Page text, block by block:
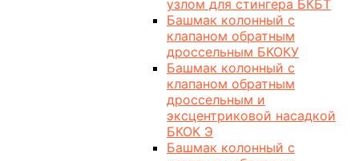
узлом для стингера БКБТ
Башмак колонный с
клапаном обратным
дроссельным БКОКУ
Башмак колонный с
клапаном обратным
дроссельным и
эксцентриковой насадкой
БКОК Э
Башмак колонный с